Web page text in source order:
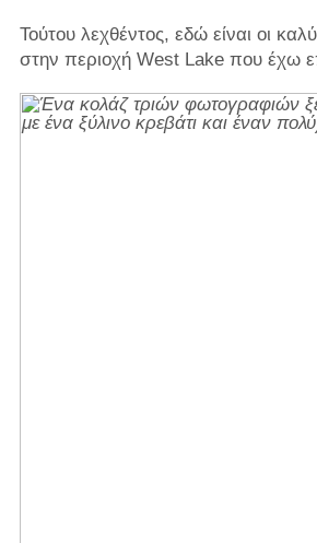
Τούτου λεχθέντος, εδώ είναι οι
στην περιοχή West Lake που έχω